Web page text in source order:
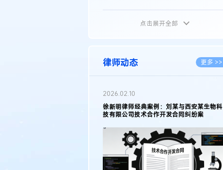
植物新品种
地理标志 更多 >>
集成电路布图设计
传统文化 更多 >>
点击展开全部
律师动态 更多 >>
2026.02.10
徐新明律师经典案例：刘某与西安某生物科
技有限公司技术合作开发合同纠纷案